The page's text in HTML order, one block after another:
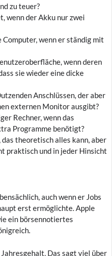
zu teuer?
wenn der Akku nur zwei
wenn er ständig mit
wenn deren
sie wieder eine dicke
Anschlüssen, der aber
externen Monitor ausgibt?
Rechner, wenn das
Programme benötigt?
theoretisch alles kann, aber
praktisch und in jeder Hinsicht
auch wenn er Jobs
erst ermöglichte. Apple
ein börsennotiertes
Das sagt viel über